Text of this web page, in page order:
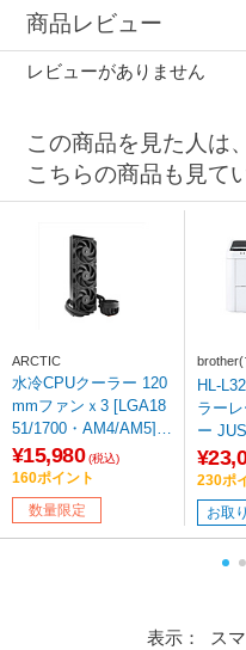
商品レビュー
レビューがありません
この商品を見た人は、
こちらの商品も見て
ARCTIC
水冷CPUクーラー 120
mmファンｘ3 [LGA18
51/1700・AM4/AM5] L
iquid Freezer III Pro 36
0 ブラック ACFRE001
80A 【sof001】
¥15,980 (税込)
160ポイント
数量限定
brother(
HL-
ラー
ー
オ)
230ポ
お取
表示： ス